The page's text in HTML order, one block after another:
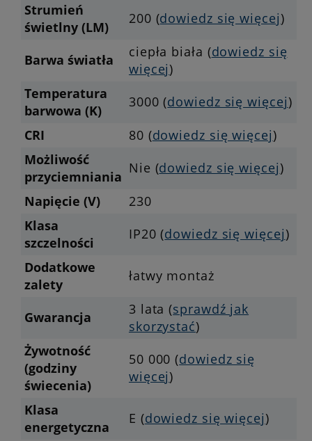
Strumień
świetlny (LM)
200 (dowiedz się więcej)
Barwa światła ciepła biała (dowiedz się
więcej)
Temperatura
barwowa (K)
3000 (dowiedz się więcej)
CRI
80 (dowiedz się więcej)
Możliwość
przyciemniania
Nie (dowiedz się więcej)
Napięcie (V)
230
Klasa
szczelności
IP20 (dowiedz się więcej)
Dodatkowe
zalety
łatwy montaż
Gwarancja 3 lata (sprawdź jak
skorzystać)
Żywotność
(godziny
świecenia)
50 000 (dowiedz się
więcej)
Klasa
energetyczna
E (dowiedz się więcej)